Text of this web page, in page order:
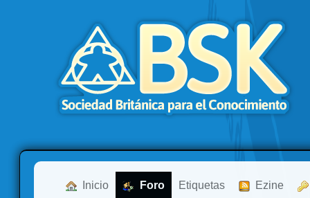
Inicio Foro Etiquetas Ezine